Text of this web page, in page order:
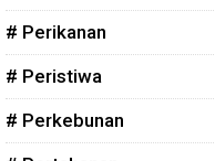
# Perikanan
# Peristiwa
# Perkebunan